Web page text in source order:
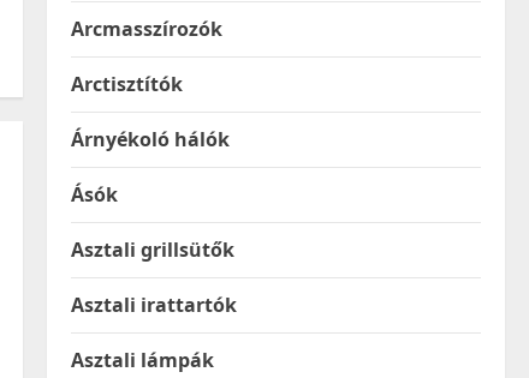
Arcmasszírozók
Arctisztítók
Árnyékoló hálók
Ásók
Asztali grillsütők
Asztali irattartók
Asztali lámpák